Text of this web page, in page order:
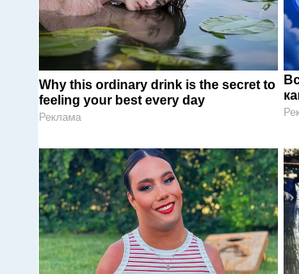
Why this ordinary drink is the secret to
feeling your best every day
Реклама